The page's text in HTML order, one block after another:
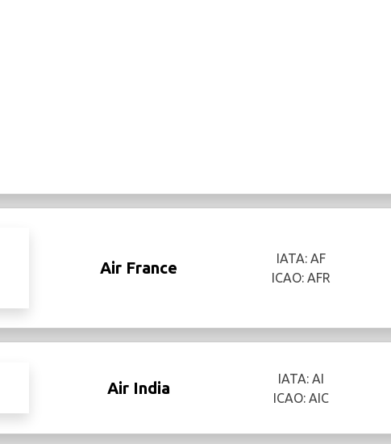
Air France
IATA: AF
ICAO: AFR
Air India
IATA: AI
ICAO: AIC